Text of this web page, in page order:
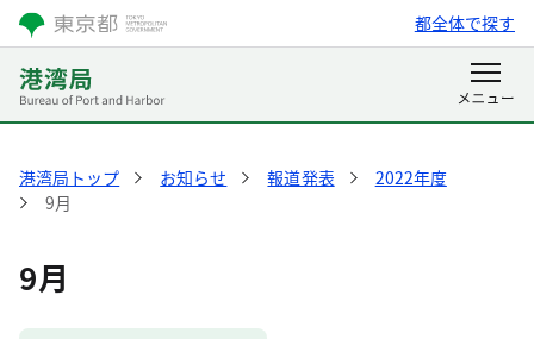
都全体で探す
港湾局トップ お知らせ 報道発表
2022年度
9月
9月